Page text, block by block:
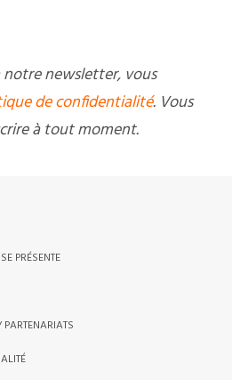
newsletter, vous
de confidentialité. Vous
à tout moment.
PRÉSENTE